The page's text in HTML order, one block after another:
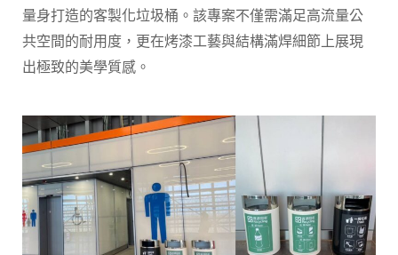
量身打造的客製化垃圾桶。該專案不僅需滿足高流量公
共空間的耐用度，更在烤漆工藝與結構滿焊細節上展現
出極致的美學質感。